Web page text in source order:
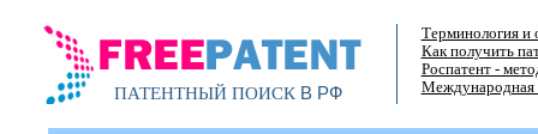
ПАТЕНТНЫЙ ПОИСКВ РФ
Терминология и
Как получить
Роспатент -
Международная